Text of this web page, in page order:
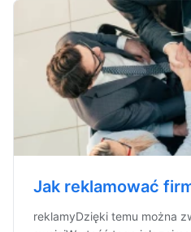
Jak reklamować
reklamyDzięki temu można